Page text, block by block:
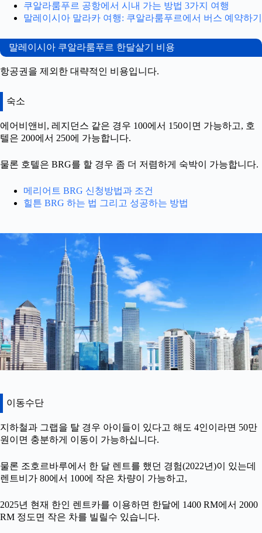
쿠알라룸푸르 공항에서 시내 가는 방법 3가지 여행
말레이시아 말라카 여행: 쿠알라룸푸르에서 버스 예약하기
말레이시아 쿠알라룸푸르 한달살기 비용
항공권을 제외한 대략적인 비용입니다.
숙소
에어비앤비, 레지던스 같은 경우 100에서 150이면 가능하고, 호
텔은 200에서 250에 가능합니다.
물론 호텔은 BRG를 할 경우 좀 더 저렴하게 숙박이 가능합니다.
메리어트 BRG 신청방법과 조건
힐튼 BRG 하는 법 그리고 성공하는 방법
이동수단
지하철과 그랩을 탈 경우 아이들이 있다고 해도 4인이라면 50만
원이면 충분하게 이동이 가능하십니다.
물론 조호르바루에서 한 달 렌트를 했던 경험(2022년)이 있는데
렌트비가 80에서 100에 작은 차량이 가능하고,
2025년 현재 한인 렌트카를 이용하면 한달에 1400 RM에서 2000
RM 정도면 작은 차를 빌릴수 있습니다.